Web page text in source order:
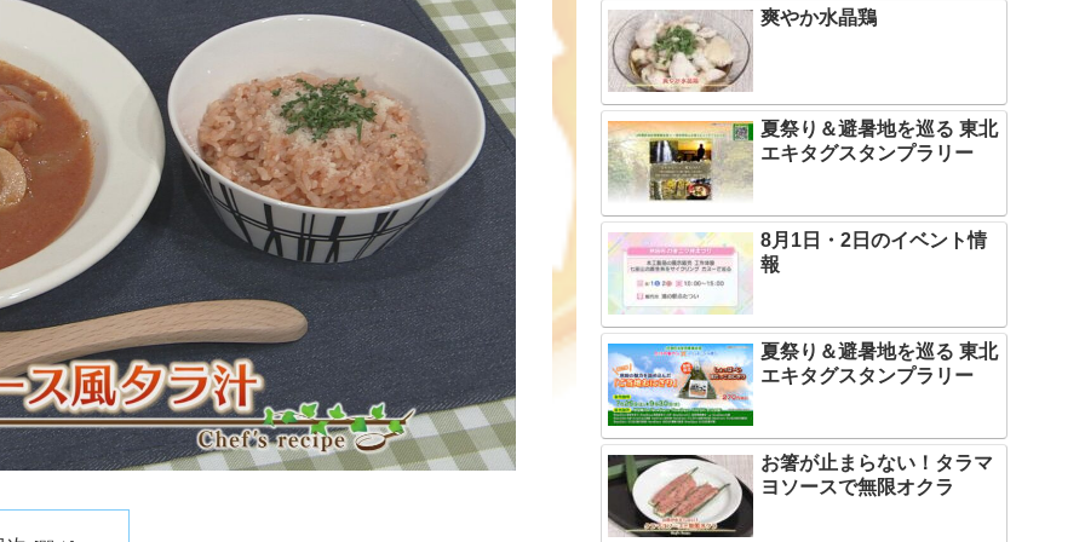
爽やか水晶鶏
夏祭り＆避暑地を巡る 東北
エキタグスタンプラリー
8月1日・2日のイベント情
報
夏祭り＆避暑地を巡る 東北
エキタグスタンプラリー
お箸が止まらない！タラマ
ヨソースで無限オクラ